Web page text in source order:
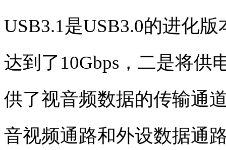
USB3.1是USB3.0的进化版
达到了10Gbps，二是将供
供了视音频数据的传输通
音视频通路和外设数据通